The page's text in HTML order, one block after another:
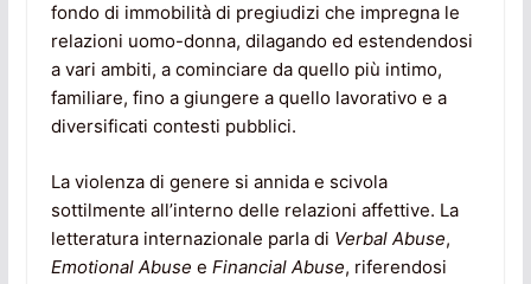
fondo di immobilità di pregiudizi che impregna le
relazioni uomo-donna, dilagando ed estendendosi
a vari ambiti, a cominciare da quello più intimo,
familiare, fino a giungere a quello lavorativo e a
diversificati contesti pubblici.
La violenza di genere si annida e scivola
sottilmente all’interno delle relazioni affettive. La
letteratura internazionale parla di Verbal Abuse,
Emotional Abuse e Financial Abuse, riferendosi